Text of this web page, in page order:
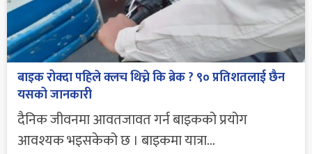
बाइक रोक्दा पहिले क्लच थिच्ने कि ब्रेक ? ९० प्रतिशतलाई छैन
यसको जानकारी
दैनिक जीवनमा आवतजावत गर्न बाइकको प्रयोग
आवश्यक भइसकेको छ । बाइकमा यात्रा...